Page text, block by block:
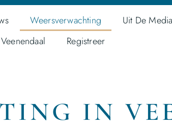
Weersverwachting
Uit De Media
Registreer
IN